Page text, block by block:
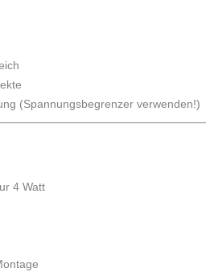
(Spannungsbegrenzer verwenden!)
4 Watt